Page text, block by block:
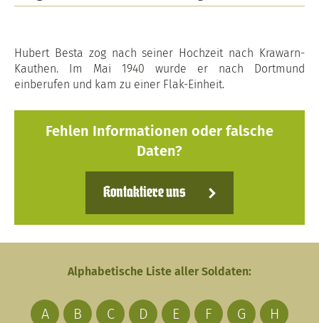
Hubert Besta zog nach seiner Hochzeit nach Krawarn-
Kauthen. Im Mai 1940 wurde er nach Dortmund
einberufen und kam zu einer Flak-Einheit.
Fehlen Informationen oder falsche
Daten?
Kontaktiere uns
Alphabetische Liste aller Soldaten:
A B C D E F G
H